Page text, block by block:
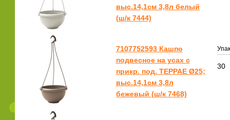
выс.14,1см 3,8л белый
(ш/к 7444)
7107752593 Кашпо
подвесное на усах с
прикр. под. ТЕРРАЕ Ø25;
выс.14,1см 3,8л
бежевый (ш/к 7468)
30